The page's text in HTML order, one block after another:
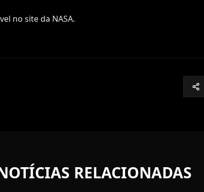
no site da NASA.
RELACIONADAS